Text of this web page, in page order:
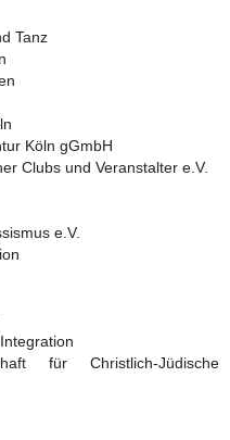
Tanz
Köln gGmbH
Clubs und Veranstalter e.V.
e.V.
für Christlich-Jüdische